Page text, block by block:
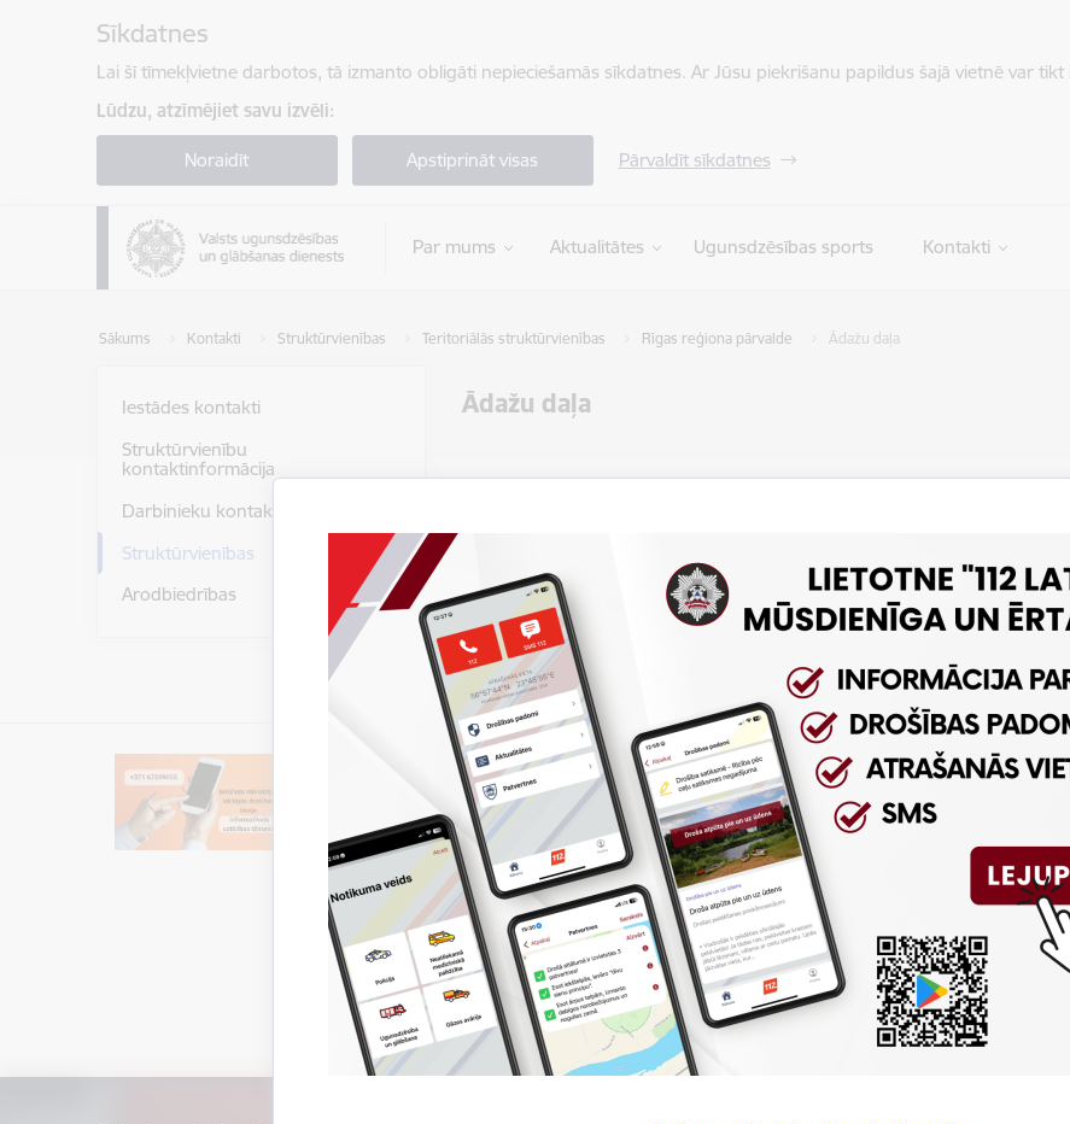
Sīkdatnes
Lai šī tīmekļvietne darbotos, tā izmanto obligāti nepieciešamās sīkdatnes. Ar Jūsu piekrišanu papildus šajā vietnē var
Lūdzu, atzīmējiet savu izvēli:
Noraidīt Apstiprināt visas Pārvaldīt sīkdatnes
Par mums Aktualitātes Ugunsdzēsības sports Kontakti
Sākums Kontakti Struktūrvienības Teritoriālās struktūrvienības Rīgas reģiona pārvalde Ādažu daļa
Ādažu daļa
Iestādes kontakti
Struktūrvienību
kontaktinformācija
Darbinieku kontakti
Struktūrvienības
Arodbiedrības
+371 67086271
Ādažu
Vai šī informācija bija noderīga?
Sniegt atsauksmi